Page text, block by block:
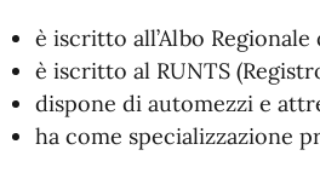
è iscritto all’Albo
è iscritto al RUNTS
dispone di automezzi e
ha come specializzazione